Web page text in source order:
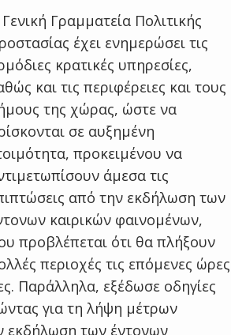
Γραμματεία Πολιτικής
έχει ενημερώσει τις
κρατικές υπηρεσίες,
και τις περιφέρειες και τους
της χώρας, ώστε να
σε αυξημένη
προκειμένου να
άμεσα τις
από την εκδήλωση των
καιρικών φαινομένων,
προβλέπεται ότι θα πλήξουν
περιοχές τις επόμενες ώρες
Παράλληλα, εξέδωσε οδηγίες
για τη λήψη μέτρων
εκδήλωση των έντονων